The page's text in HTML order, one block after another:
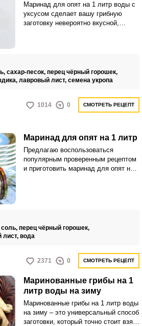
Маринад для опят на 1 литр воды с
уксусом сделает вашу грибную
заготовку невероятно вкусной,
сахар-песок, перец чёрный горошек,
лавровый лист, семена укропа
1014 0 СМОТРЕТЬ РЕЦЕПТ
Маринад для опят на 1 литр
Предлагаю воспользоваться
популярным проверенным рецептом
и приготовить маринад для опят на 1
соль, перец чёрный горошек,
лист, вода
2371 0 СМОТРЕТЬ РЕЦЕПТ
Маринованные грибы на 1
литр воды на зиму
Маринованные грибы на 1 литр воды
на зиму – это универсальный способ
заготовки, который точно стоит взять